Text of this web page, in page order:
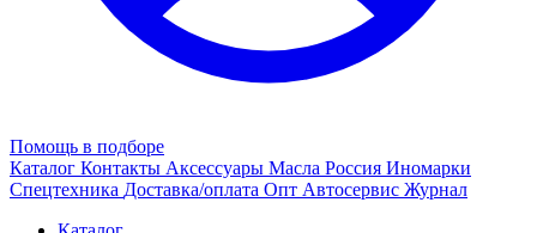
Помощь в подборе
Каталог Контакты Аксессуары Масла Россия Иномарки
Спецтехника Доставка/оплата Опт Автосервис Журнал